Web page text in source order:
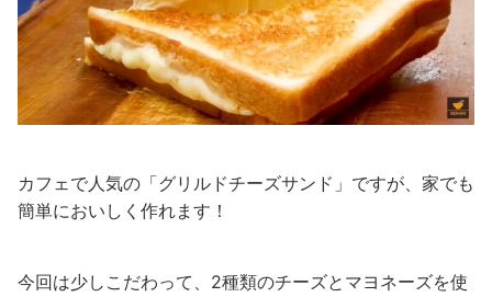
カフェで人気の「グリルドチーズサンド」ですが、家でも
簡単においしく作れます！
今回は少しこだわって、2種類のチーズとマヨネーズを使